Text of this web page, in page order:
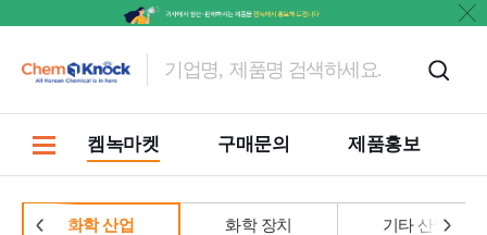
켐녹마켓 구매문의 제품홍보
화학 산업 화학 장치 기타 산업